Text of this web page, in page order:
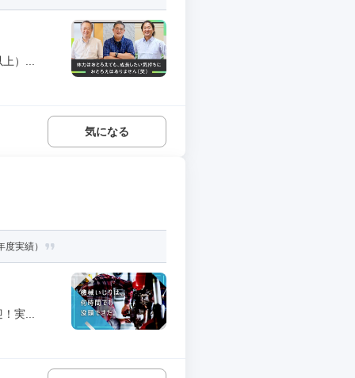
）...
気になる
実績）
実...